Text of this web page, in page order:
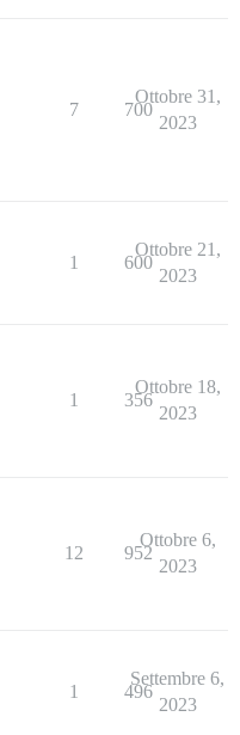
7 700
Ottobre 31,
2023
1 600
Ottobre 21,
2023
1 356
Ottobre 18,
2023
12 952
Ottobre 6,
2023
1 496
Settembre 6,
2023